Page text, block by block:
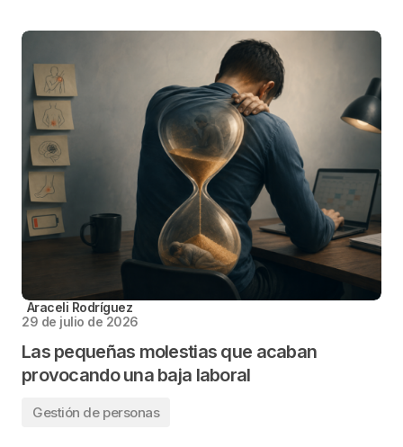
Araceli Rodríguez
29 de julio de 2026
Las pequeñas molestias que acaban
provocando una baja laboral
Gestión de personas